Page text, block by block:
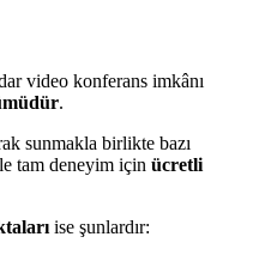
video konferans imkânı
.
sunmakla birlikte bazı
tam deneyim için ücretli
ise şunlardır: